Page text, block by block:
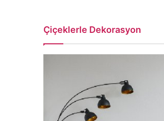
Çiçeklerle Dekorasyon